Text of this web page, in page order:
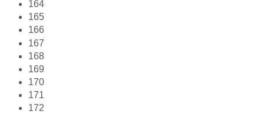
164
165
166
167
168
169
170
171
172